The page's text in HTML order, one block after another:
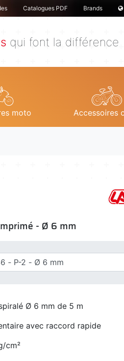
Catalogues PDF Brands
qui font la différence
moto Accessoires
- Ø 6 mm
Ø 6 mm de 5 m
avec raccord rapide
cm²